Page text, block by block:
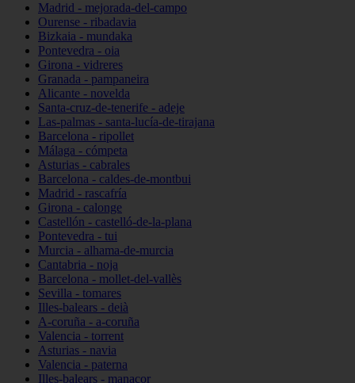
Madrid - mejorada-del-campo
Ourense - ribadavia
Bizkaia - mundaka
Pontevedra - oia
Girona - vidreres
Granada - pampaneira
Alicante - novelda
Santa-cruz-de-tenerife - adeje
Las-palmas - santa-lucía-de-tirajana
Barcelona - ripollet
Málaga - cómpeta
Asturias - cabrales
Barcelona - caldes-de-montbui
Madrid - rascafría
Girona - calonge
Castellón - castelló-de-la-plana
Pontevedra - tui
Murcia - alhama-de-murcia
Cantabria - noja
Barcelona - mollet-del-vallès
Sevilla - tomares
Illes-balears - deià
A-coruña - a-coruña
Valencia - torrent
Asturias - navia
Valencia - paterna
Illes-balears - manacor